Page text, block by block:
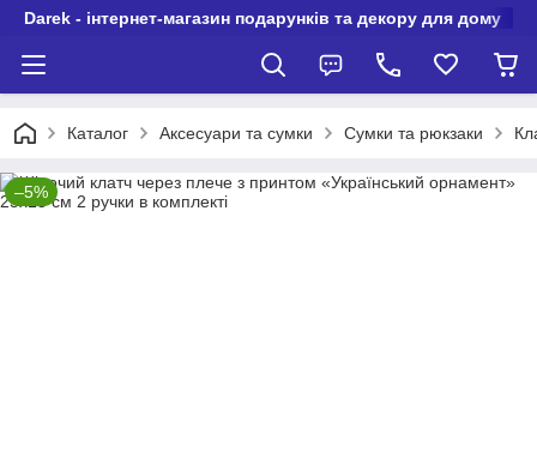
Darek - інтернет-магазин подарунків та декору для дому
Каталог Аксесуари та сумки Сумки та рюкзаки
–5%